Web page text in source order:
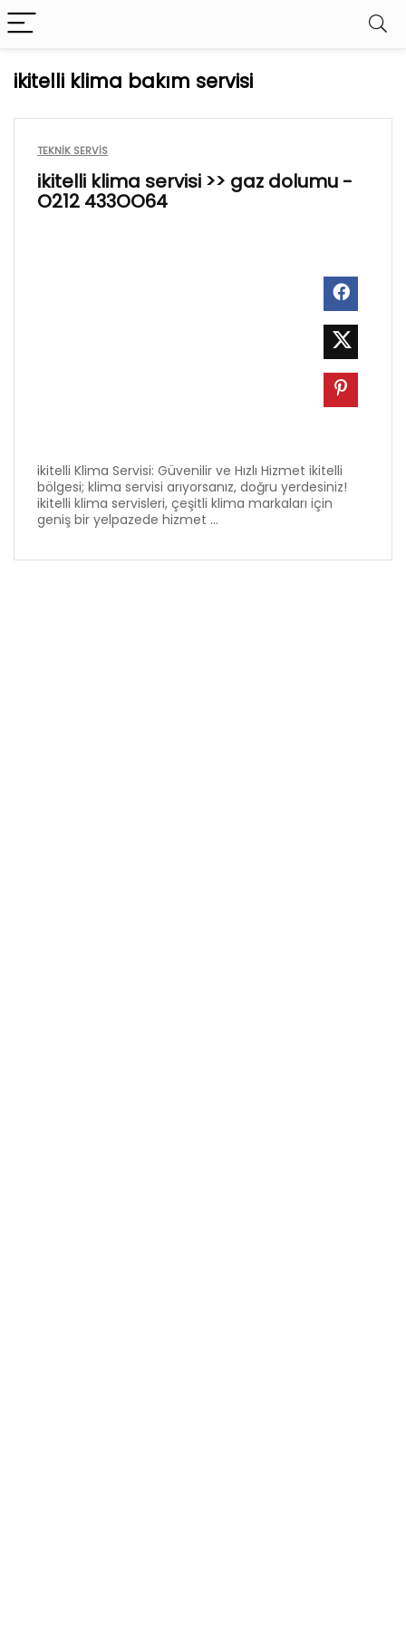
ikitelli klima bakım servisi
TEKNIK SERVIS
ikitelli klima servisi >> gaz dolumu -
O212 433OO64
ikitelli Klima Servisi: Güvenilir ve Hızlı Hizmet ikitelli
bölgesi; klima servisi arıyorsanız, doğru yerdesiniz!
ikitelli klima servisleri, çeşitli klima markaları için
geniş bir yelpazede hizmet ...